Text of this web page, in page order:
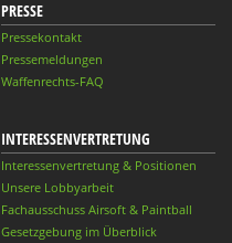
PRESSE
Pressekontakt
Pressemeldungen
Waffenrechts-FAQ
INTERESSENVERTRETUNG
Interessenvertretung & Positionen
Unsere Lobbyarbeit
Fachausschuss Airsoft & Paintball
Gesetzgebung im Überblick